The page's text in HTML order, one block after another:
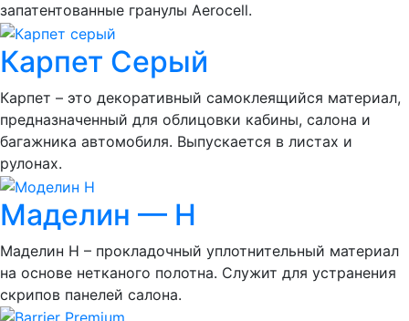
запатентованные гранулы Aerocell.
Карпет Серый
Карпет – это декоративный самоклеящийся материал,
предназначенный для облицовки кабины, салона и
багажника автомобиля. Выпускается в листах и
рулонах.
Маделин — Н
Маделин Н – прокладочный уплотнительный материал
на основе нетканого полотна. Служит для устранения
скрипов панелей салона.